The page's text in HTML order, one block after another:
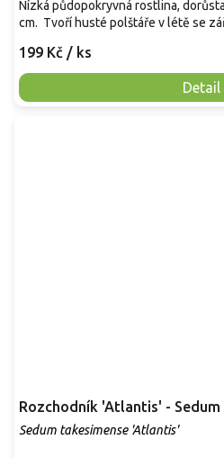
199 Kč / ks
Detail
Nízká půdopokryvná rostlina,
cm. Tvoří husté polštáře v létě se
Rozchodník 'Atlantis' -
Sedum takesimense 'Atlantis'